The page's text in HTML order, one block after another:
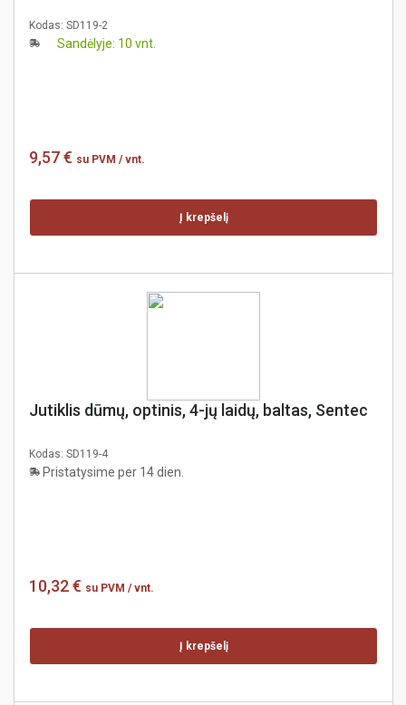
Kodas: SD119-2
Sandėlyje: 10 vnt.
9,57 € su PVM / vnt.
Į krepšelį
Jutiklis dūmų, optinis, 4-jų laidų, baltas, Sentec
Kodas: SD119-4
Pristatysime per 14 dien.
10,32 € su PVM / vnt.
Į krepšelį